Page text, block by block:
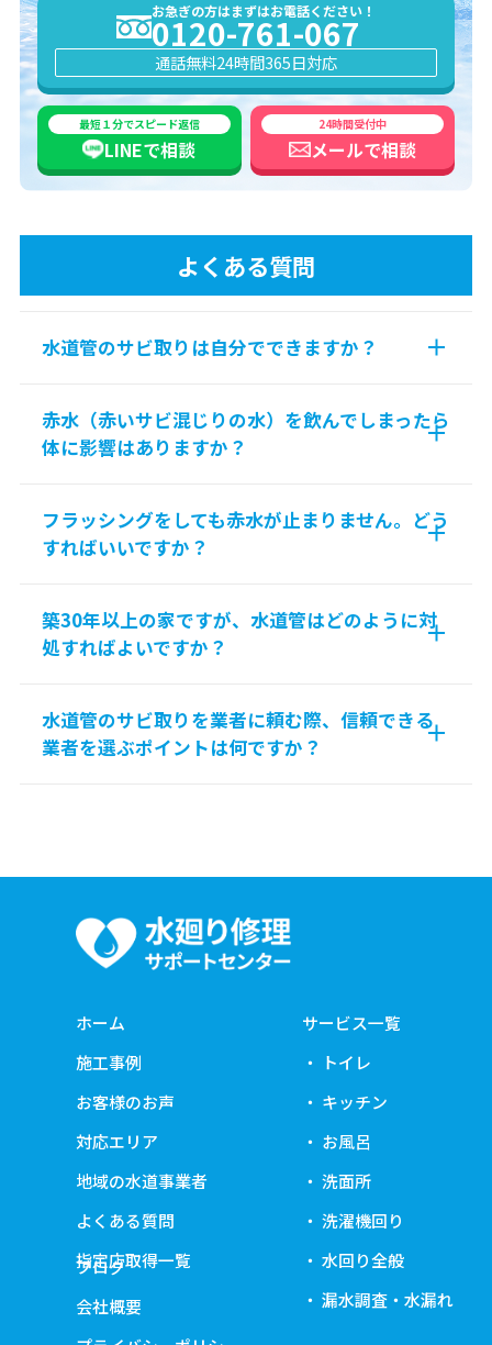
お急ぎの方はまずはお電話ください！
0120-761-067
通話無料24時間365日対応
最短１分でスピード返信
LINEで相談
24時間受付中
メールで相談
よくある質問
水道管のサビ取りは自分でできますか？
赤水（赤いサビ混じりの水）を飲んでしまったら
体に影響はありますか？
フラッシングをしても赤水が止まりません。どう
すればいいですか？
築30年以上の家ですが、水道管はどのように対
処すればよいですか？
水道管のサビ取りを業者に頼む際、信頼できる
業者を選ぶポイントは何ですか？
ホーム
施工事例
お客様のお声
対応エリア
地域の水道事業者
よくある質問
指定店取得一覧
サービス一覧
トイレ
キッチン
お風呂
洗面所
洗濯機回り
水回り全般
漏水調査・水漏れ
ブログ
会社概要